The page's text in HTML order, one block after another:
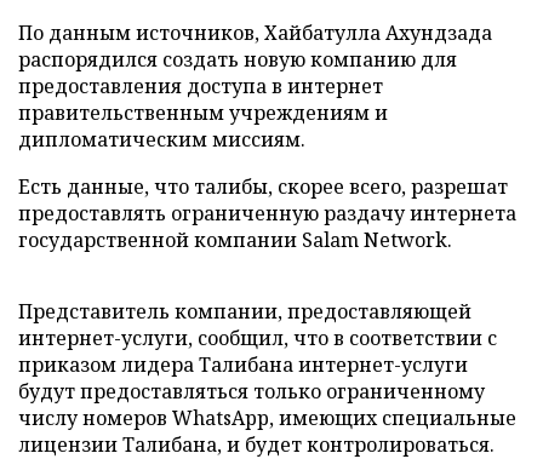
По данным источников, Хайбатулла Ахундзада
распорядился создать новую компанию для
предоставления доступа в интернет
правительственным учреждениям и
дипломатическим миссиям.
Есть данные, что талибы, скорее всего, разрешат
предоставлять ограниченную раздачу интернета
государственной компании Salam Network.
Представитель компании, предоставляющей
интернет-услуги, сообщил, что в соответствии с
приказом лидера Талибана интернет-услуги
будут предоставляться только ограниченному
числу номеров WhatsApp, имеющих специальные
лицензии Талибана, и будет контролироваться.